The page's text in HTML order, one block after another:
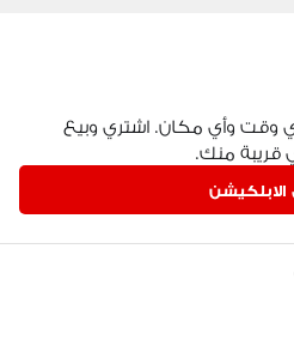
وأي مكان. اشتري وبيع
قريبة منك.